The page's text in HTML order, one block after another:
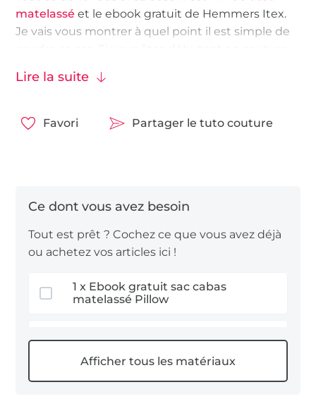
matelassé et le ebook gratuit de Hemmers Itex.
Je vais vous montrer à quel point il est simple de
couture.
Lire la suite
Favori Partager le tuto couture
Tout est prêt ? Cochez ce que vous avez déjà
ou achetez vos articles ici !
1 x Ebook gratuit sac cabas
matelassé Pillow
1 m tissu matelassé